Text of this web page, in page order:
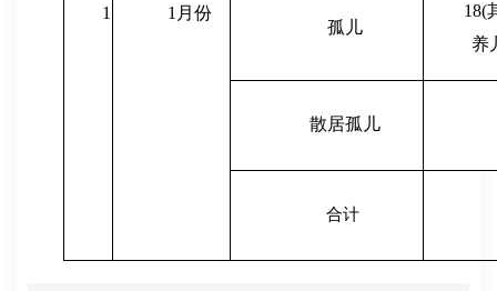
1 1月份
孤儿
18(
养
散居孤儿
合计